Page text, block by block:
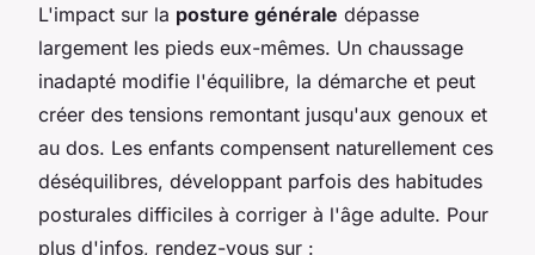
L'impact sur la posture générale dépasse
largement les pieds eux-mêmes. Un chaussage
inadapté modifie l'équilibre, la démarche et peut
créer des tensions remontant jusqu'aux genoux et
au dos. Les enfants compensent naturellement ces
déséquilibres, développant parfois des habitudes
posturales difficiles à corriger à l'âge adulte. Pour
plus d'infos, rendez-vous sur :